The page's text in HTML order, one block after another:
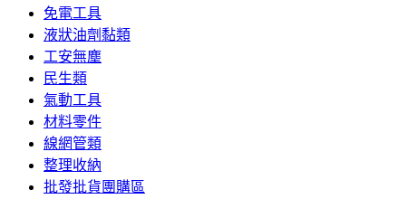
免電工具
液狀油劑黏類
工安無塵
民生類
氣動工具
材料零件
線網管類
整理收納
批發批貨團購區